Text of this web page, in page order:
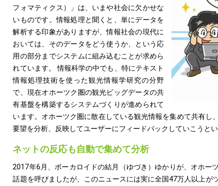
フォマティクス）」は、いまや社会に欠かせな
いものです。情報処理と聞くと、単にデータを
解析する印象がありますが、情報社会の現代に
おいては、そのデータをどう使うか、という応
用の部分までシステムに組み込むことが求めら
れています。 情報科学の中でも、特にテキスト
情報処理技術を使った観光情報学研究の分野
で、現在オホーツク圏の観光ビッグデータの共
有基盤を構築するシステムづくりが進められて
います。オホーツク圏に散在している観光情報を集めて共有し
要望を分析、反映してユーザーにフィードバックしていこうとい
ネットの反応も自動で集めて分析
2017年6月、ボーカロイドの結月（ゆづき）ゆかりが、オホー
話題を呼びましたが、このニュースには実に全国47万人以上が